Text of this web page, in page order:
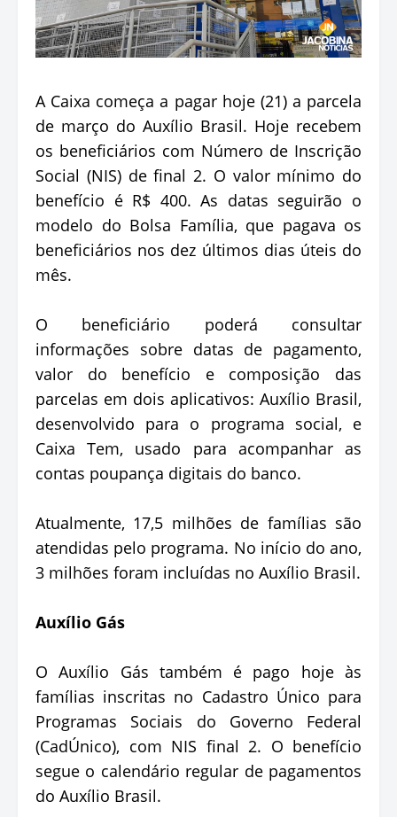
A Caixa começa a pagar hoje (21) a parcela
de março do Auxílio Brasil. Hoje recebem
os beneficiários com Número de Inscrição
Social (NIS) de final 2. O valor mínimo do
benefício é R$ 400. As datas seguirão o
modelo do Bolsa Família, que pagava os
beneficiários nos dez últimos dias úteis do
mês.
O beneficiário poderá consultar
informações sobre datas de pagamento,
valor do benefício e composição das
parcelas em dois aplicativos: Auxílio Brasil,
desenvolvido para o programa social, e
Caixa Tem, usado para acompanhar as
contas poupança digitais do banco.
Atualmente, 17,5 milhões de famílias são
atendidas pelo programa. No início do ano,
3 milhões foram incluídas no Auxílio Brasil.
Auxílio Gás
O Auxílio Gás também é pago hoje às
famílias inscritas no Cadastro Único para
Programas Sociais do Governo Federal
(CadÚnico), com NIS final 2. O benefício
segue o calendário regular de pagamentos
do Auxílio Brasil.